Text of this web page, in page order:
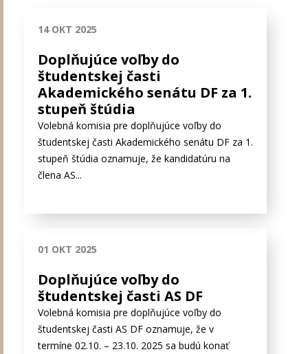
14 OKT 2025
Doplňujúce voľby do
študentskej časti
Akademického senátu DF za 1.
stupeň štúdia
Volebná komisia pre doplňujúce voľby do
študentskej časti Akademického senátu DF za 1.
stupeň štúdia oznamuje, že kandidatúru na
člena AS...
01 OKT 2025
Doplňujúce voľby do
študentskej časti AS DF
Volebná komisia pre doplňujúce voľby do
študentskej časti AS DF oznamuje, že v
termíne 02.10. – 23.10. 2025 sa budú konať
Stránky